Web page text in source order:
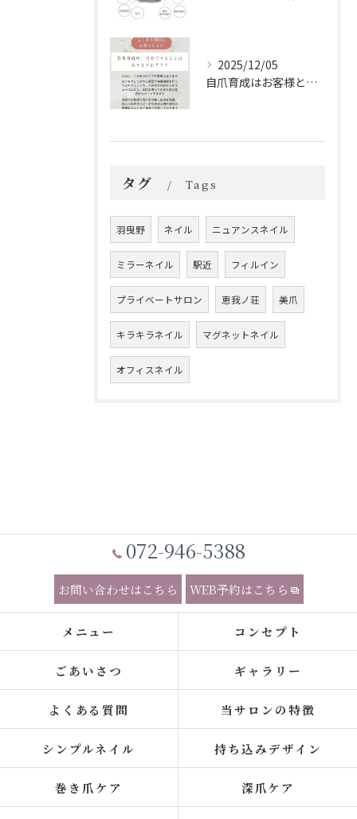
2025/12/05
自爪育成はお客様とサロンの二人三脚
タグ Tags
羽曳野 ネイル ニュアンスネイル
ミラーネイル 駅近 フィルイン
プライベートサロン 恵我ノ荘 美爪
キラキラネイル マグネットネイル
オフィスネイル
072-946-5388
お問い合わせはこちら WEB予約はこちら
メニュー コンセプト
ごあいさつ ギャラリー
よくある質問 当サロンの特徴
シンプルネイル 持ち込みデザイン
巻き爪ケア 深爪ケア